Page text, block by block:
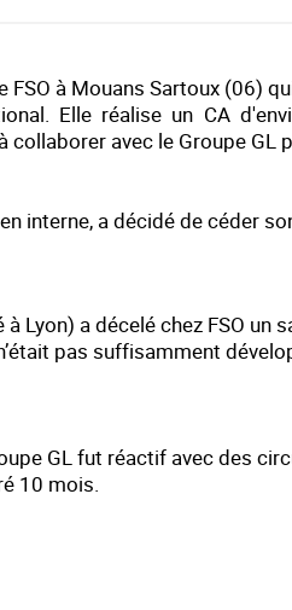
à Mouans Sartoux (06)
Elle réalise un CA
avec le Groupe GL
interne, a décidé de céder
Lyon) a décelé chez FSO un
pas suffisamment
GL fut réactif avec des
10 mois.